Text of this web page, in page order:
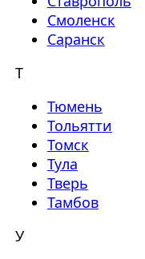
Смоленск
Саранск
Т
Тюмень
Тольятти
Томск
Тула
Тверь
Тамбов
У